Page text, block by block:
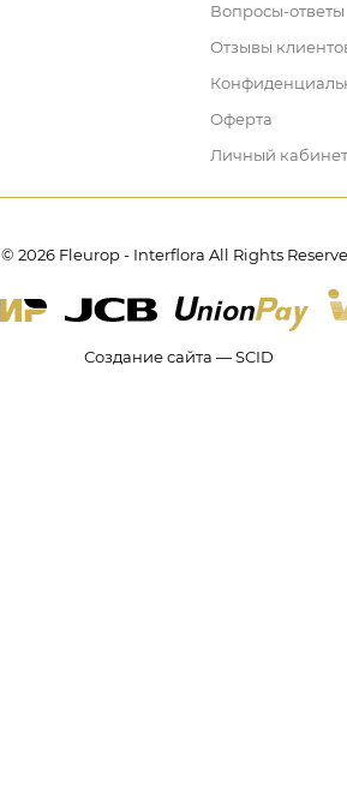
Вопросы-ответы
Отзывы
Оферта
Личный кабинет
© 2026 Fleurop - Interflora All Rights
Создание сайта — SCID